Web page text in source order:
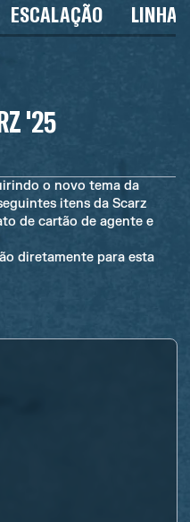
ESCALAÇÃO LINHA
'25
o novo tema da
itens da Scarz
de cartão de agente e
diretamente para esta